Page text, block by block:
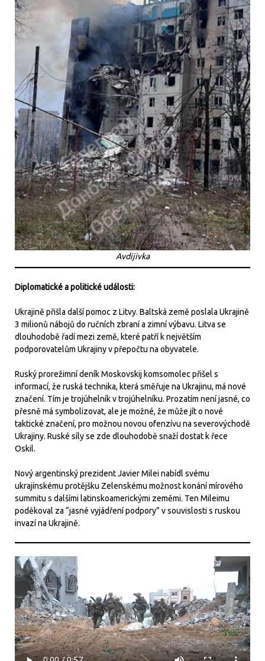
Avdijivka
Diplomatické a politické události:
Ukrajině přišla další pomoc z Litvy. Baltská země poslala Ukrajině
3 milionů nábojů do ručních zbraní a zimní výbavu. Litva se
dlouhodobě řadí mezi země, které patří k největším
podporovatelům Ukrajiny v přepočtu na obyvatele.
Ruský prorežimní deník Moskovskij komsomolec přišel s
informací, že ruská technika, která směřuje na Ukrajinu, má nové
značení. Tím je trojúhelník v trojúhelníku. Prozatím není jasné, co
přesně má symbolizovat, ale je možné, že může jít o nové
taktické značení, pro možnou novou ofenzívu na severovýchodě
Ukrajiny. Ruské síly se zde dlouhodobě snaží dostat k řece
Oskil.
Nový argentinský prezident Javier Milei nabídl svému
ukrajinskému protějšku Zelenskému možnost konání mírového
summitu s dalšími latinskoamerickými zeměmi. Ten Mileimu
poděkoval za “jasné vyjádření podpory” v souvislosti s ruskou
invazí na Ukrajině.